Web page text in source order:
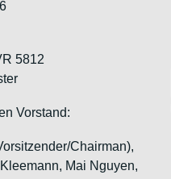
5812
Vorstand:
Chairman),
Mai Nguyen,